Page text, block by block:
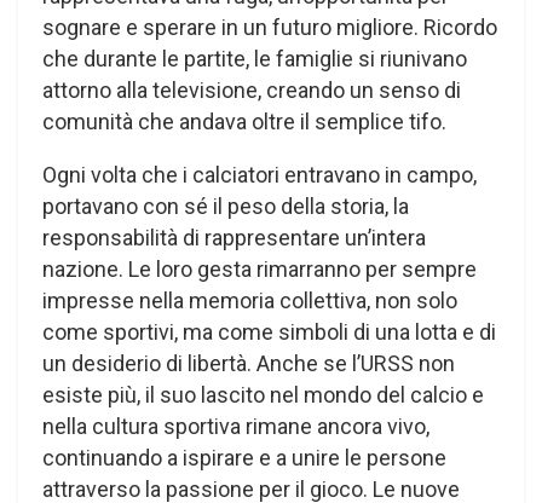
sognare e sperare in un futuro migliore. Ricordo
che durante le partite, le famiglie si riunivano
attorno alla televisione, creando un senso di
comunità che andava oltre il semplice tifo.
Ogni volta che i calciatori entravano in campo,
portavano con sé il peso della storia, la
responsabilità di rappresentare un’intera
nazione. Le loro gesta rimarranno per sempre
impresse nella memoria collettiva, non solo
come sportivi, ma come simboli di una lotta e di
un desiderio di libertà. Anche se l’URSS non
esiste più, il suo lascito nel mondo del calcio e
nella cultura sportiva rimane ancora vivo,
continuando a ispirare e a unire le persone
attraverso la passione per il gioco. Le nuove